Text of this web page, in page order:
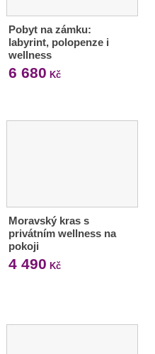
Pobyt na zámku:
labyrint, polopenze i
wellness
6 680 Kč
Moravský kras s
privátním wellness na
pokoji
4 490 Kč